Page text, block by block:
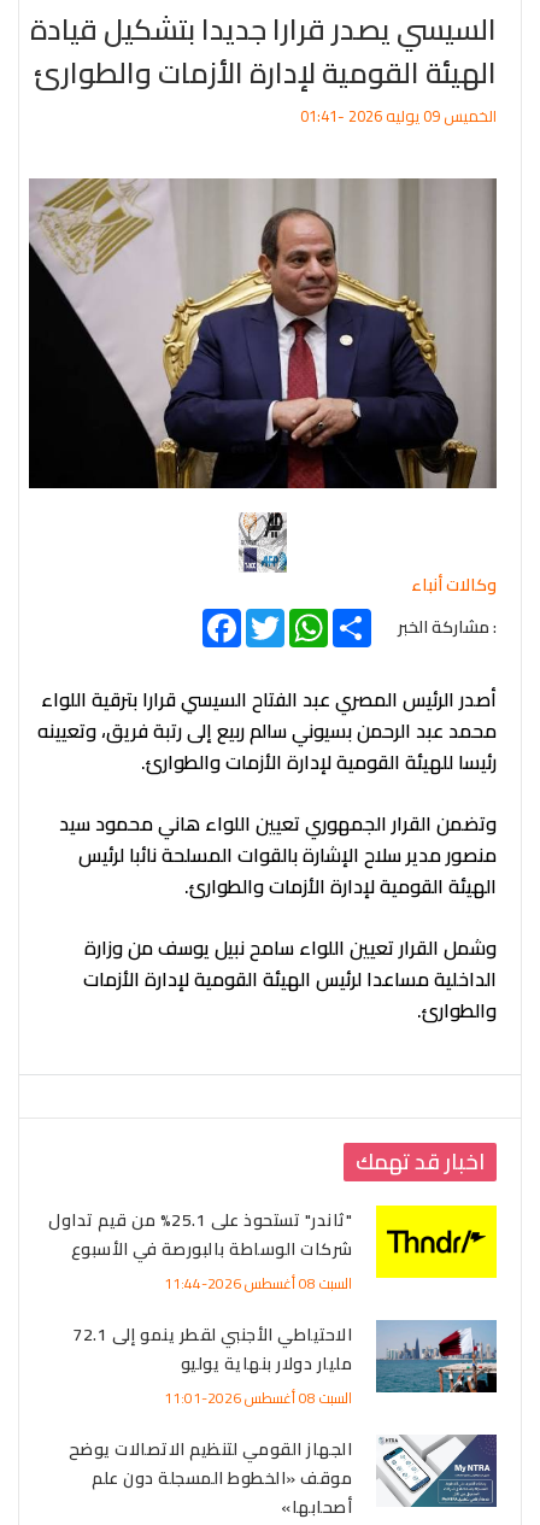
السيسي يصدر قرارا جديدا بتشكيل قيادة
الهيئة القومية لإدارة الأزمات والطوارئ
الخميس 09 يوليه 2026 -01:41
وكالات أنباء
: مشاركة الخبر
FacebookTwitter
WhatsAppShare
أصدر الرئيس المصري عبد الفتاح السيسي قرارا بترقية اللواء
محمد عبد الرحمن بسيوني سالم ربيع إلى رتبة فريق، وتعيينه
رئيسا للهيئة القومية لإدارة الأزمات والطوارئ.
وتضمن القرار الجمهوري تعيين اللواء هاني محمود سيد
منصور مدير سلاح الإشارة بالقوات المسلحة نائبا لرئيس
الهيئة القومية لإدارة الأزمات والطوارئ.
وشمل القرار تعيين اللواء سامح نبيل يوسف من وزارة
الداخلية مساعدا لرئيس الهيئة القومية لإدارة الأزمات
والطوارئ.
اخبار قد تهمك
"ثاندر" تستحوذ على 25.1% من قيم تداول
شركات الوساطة بالبورصة في الأسبوع
السبت 08 أغسطس 2026-11:44
الاحتياطي الأجنبي لقطر ينمو إلى 72.1
مليار دولار بنهاية يوليو
السبت 08 أغسطس 2026-11:01
الجهاز القومي لتنظيم الاتصالات يوضح
موقف «الخطوط المسجلة دون علم
أصحابها»